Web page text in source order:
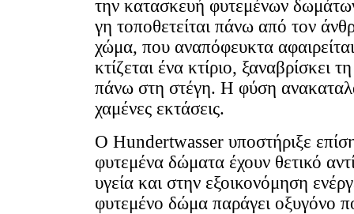
την κατασκευή φυτεμένων
γη τοποθετείται πάνω από τον
χώμα, που αναπόφευκτα
κτίζεται ένα κτίριο, ξαναβρίσκει
πάνω στη στέγη. Η φύση
χαμένες εκτάσεις.
Ο Hundertwasser υποστήριξε
φυτεμένα δώματα έχουν θετικό
υγεία και στην εξοικονόμηση
φυτεμένο δώμα παράγει οξυγόνο